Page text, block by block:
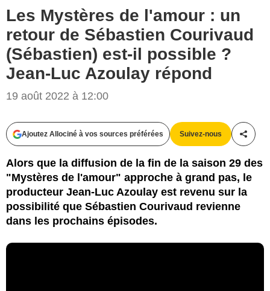
Les Mystères de l'amour : un
retour de Sébastien Courivaud
(Sébastien) est-il possible ?
Jean-Luc Azoulay répond
19 août 2022 à 12:00
Ajoutez Allociné à vos sources préférées Suivez-nous
Alors que la diffusion de la fin de la saison 29 des
"Mystères de l'amour" approche à grand pas, le
producteur Jean-Luc Azoulay est revenu sur la
possibilité que Sébastien Courivaud revienne
dans les prochains épisodes.